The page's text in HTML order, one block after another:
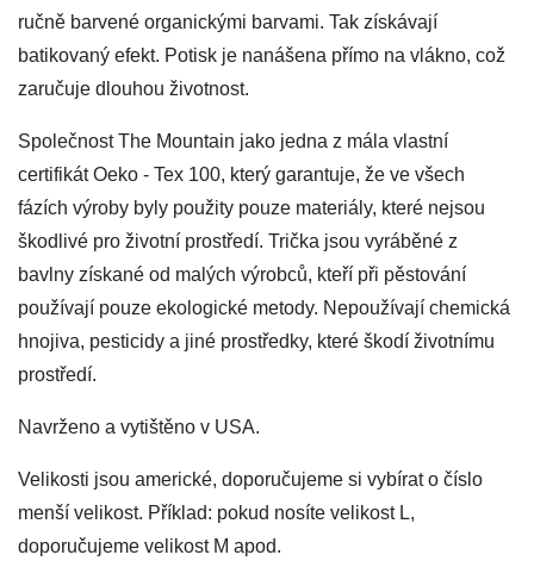
ručně barvené organickými barvami. Tak získávají
batikovaný efekt. Potisk je nanášena přímo na vlákno, což
zaručuje dlouhou životnost.
Společnost The Mountain jako jedna z mála vlastní
certifikát Oeko - Tex 100, který garantuje, že ve všech
fázích výroby byly použity pouze materiály, které nejsou
škodlivé pro životní prostředí. Trička jsou vyráběné z
bavlny získané od malých výrobců, kteří při pěstování
používají pouze ekologické metody. Nepoužívají chemická
hnojiva, pesticidy a jiné prostředky, které škodí životnímu
prostředí.
Navrženo a vytištěno v USA.
Velikosti jsou americké, doporučujeme si vybírat o číslo
menší velikost. Příklad: pokud nosíte velikost L,
doporučujeme velikost M apod.